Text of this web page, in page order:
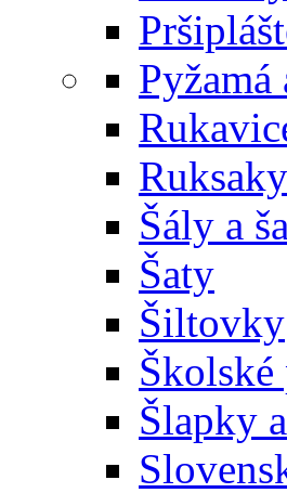
Pyžamá
Šály a
Šaty
Šiltovky
Šlapky